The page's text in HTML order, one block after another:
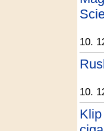
10.
10.